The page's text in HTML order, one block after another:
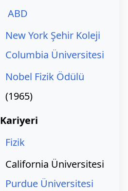
ABD
New York Şehir Koleji
Columbia Üniversitesi
Nobel Fizik Ödülü
(1965)
Kariyeri
Fizik
California Üniversitesi
Purdue Üniversitesi